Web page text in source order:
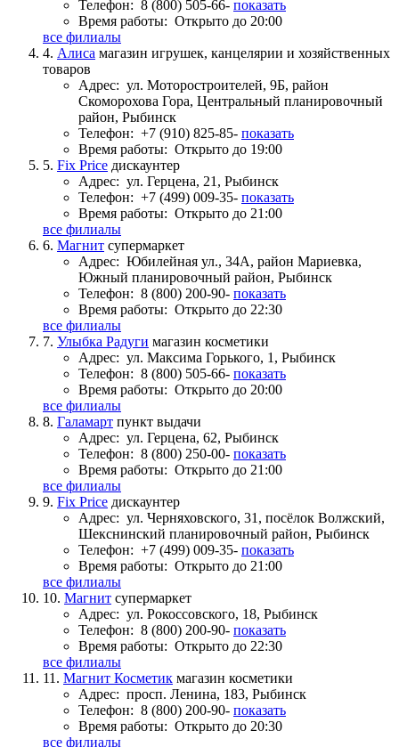
Телефон: 8 (800) 505-66- показать
Время работы: Открыто до 20:00
все филиалы
4. Алиса магазин игрушек, канцелярии и хозяйственных
товаров
Адрес: ул. Моторостроителей, 9Б, район
Скоморохова Гора, Центральный планировочный
район, Рыбинск
Телефон: +7 (910) 825-85- показать
Время работы: Открыто до 19:00
5. Fix Price дискаунтер
Адрес: ул. Герцена, 21, Рыбинск
Телефон: +7 (499) 009-35- показать
Время работы: Открыто до 21:00
все филиалы
6. Магнит супермаркет
Адрес: Юбилейная ул., 34А, район Мариевка,
Южный планировочный район, Рыбинск
Телефон: 8 (800) 200-90- показать
Время работы: Открыто до 22:30
все филиалы
7. Улыбка Радуги магазин косметики
Адрес: ул. Максима Горького, 1, Рыбинск
Телефон: 8 (800) 505-66- показать
Время работы: Открыто до 20:00
все филиалы
8. Галамарт пункт выдачи
Адрес: ул. Герцена, 62, Рыбинск
Телефон: 8 (800) 250-00- показать
Время работы: Открыто до 21:00
все филиалы
9. Fix Price дискаунтер
Адрес: ул. Черняховского, 31, посёлок Волжский,
Шекснинский планировочный район, Рыбинск
Телефон: +7 (499) 009-35- показать
Время работы: Открыто до 21:00
все филиалы
10. Магнит супермаркет
Адрес: ул. Рокоссовского, 18, Рыбинск
Телефон: 8 (800) 200-90- показать
Время работы: Открыто до 22:30
все филиалы
11. Магнит Косметик магазин косметики
Адрес: просп. Ленина, 183, Рыбинск
Телефон: 8 (800) 200-90- показать
Время работы: Открыто до 20:30
все филиалы